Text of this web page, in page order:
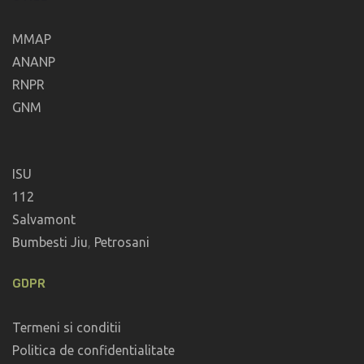
MMAP
ANANP
RNPR
GNM
ISU
112
Salvamont
Bumbesti Jiu, Petrosani
GDPR
Termeni si conditii
Politica de confidentialitate